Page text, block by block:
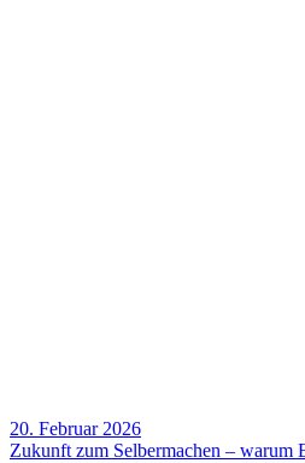
20. Februar 2026
Zukunft zum Selber­ma­chen – warum